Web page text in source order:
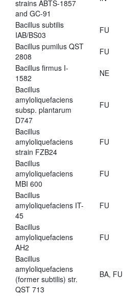
strains ABTS-1857
and GC-91
Bacillus subtilis
IAB/BS03
FU
Bacillus pumilus QST
2808
FU
Bacillus firmus I-
1582
NE
Bacillus
amyloliquefaciens
subsp. plantarum
D747
FU
Bacillus
amyloliquefaciens
strain FZB24
FU
Bacillus
amyloliquefaciens
MBI 600
FU
Bacillus
amyloliquefaciens IT-
45
FU
Bacillus
amyloliquefaciens
AH2
FU
Bacillus
amyloliquefaciens
(former subtilis) str.
QST 713
BA, FU